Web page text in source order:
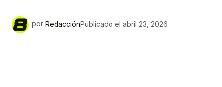
por RedacciónPublicado el abril 23, 2026